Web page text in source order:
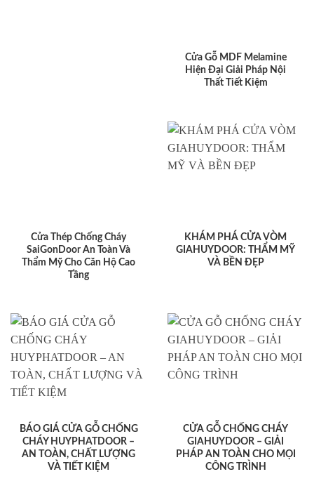
Cửa Gỗ MDF Melamine
Hiện Đại Giải Pháp Nội
Thất Tiết Kiệm
Cửa Thép Chống Cháy
SaiGonDoor An Toàn Và
Thẩm Mỹ Cho Căn Hộ Cao
Tầng
KHÁM PHÁ CỬA VÒM
GIAHUYDOOR: THẨM MỸ
VÀ BỀN ĐẸP
BÁO GIÁ CỬA GỖ CHỐNG
CHÁY HUYPHATDOOR –
AN TOÀN, CHẤT LƯỢNG
VÀ TIẾT KIỆM
CỬA GỖ CHỐNG CHÁY
GIAHUYDOOR – GIẢI
PHÁP AN TOÀN CHO MỌI
CÔNG TRÌNH